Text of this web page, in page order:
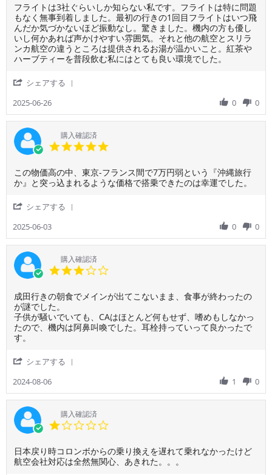
on
3
Jul
2026
Review
by
ご
利
用
者
on
26
Jun
review
stating
フ
ラ
イ
ト
3
社
ぐ
い
し
か
知
な
い
で
す。
フ
イ
ト
は
特
問
題
も
な
く
事
到
着
ま
し
た。
最
の
行
フライトは3社ぐらいしか知らない私です。フライトは特に問題
もなく無事到着しました。最初の行きの1回目フライトはいつ飛
んだか気づかないほど振動なし。驚きました。機内の方も優し
いし何かあれば声かけやすい雰囲気。それと他の航空とスリラ
ンカ航空の違うところは提供されるお湯が温かいこと。紅茶や
ハーブティーを普段飲む私にはとても良い環境でした。
シェアする
by
ご
利
用
者
on
26
2025-06-26 0 0
購入確認済
Review
by
利
用
者
on
3
Jun
2025
review
stating
の
物
価
の
中、
東
京-
ラ
ン
ス
間
で
万
円
弱
い
う
『沖
縄
行
か』
この物価高の中、東京-フランス間で7万円弱という『沖縄旅行
か』と突っ込まれるような価格で搭乗できたのは幸運でした。
シェアする
by
ご
利
用
者
on
Jun
2025
2025-06-03 0 0
購入確認済
rating
Review
by
ご
利
用
様
on
6
2024
review
stating
成
田
行
の
朝
食
メ
イ
ン
が
て
こ
成田行きの朝食でメインが出てこないまま、食事が終わったの
が謎でした。
子供が騒いでいても、CAはほとんど何もせず、嗜めもしなかっ
たので、機内は阿鼻叫喚でした。耳栓持っていって良かったで
す。
シェアする
by
ご
利
用
者
on
6
2024-08-06 1 0
購入確認済
rating
Review
by
review
stating
日本戻り時コロンボからの乗り換えを遅れて乗れなかったけど
航空会社対応は全然無関心、あきれた。。。